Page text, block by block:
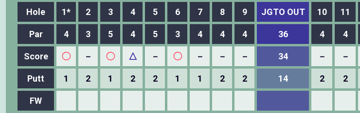
Hole 1* 2 3 4 5 6 7 8 9 JGTO OUT 10 11
Par
4 3 5 4 5 3 4 4 4 36 4 4
Score ◯ － ◯ △ － ◯ － － － 34 － －
Putt 1 2 1 2 2 1 1 2 2 14 2 2
FW